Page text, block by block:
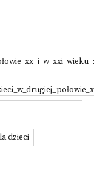
dzieci